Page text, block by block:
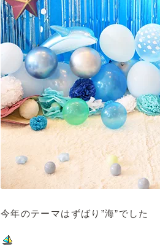
今年のテーマはずばり”海”でした